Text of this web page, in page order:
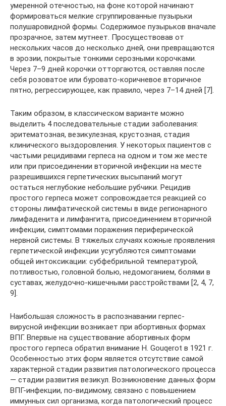
умеренной отечностью, на фоне которой начинают
формироваться мелкие сгруппированные пузырьки
полушаровидной формы. Содержимое пузырьков вначале
прозрачное, затем мутнеет. Просуществовав от
нескольких часов до несколько дней, они превращаются
в эрозии, покрытые тонкими серозными корочками.
Через 7–9 дней корочки отторгаются, оставляя после
себя розоватое или буровато-коричневое вторичное
пятно, регрессирующее, как правило, через 7–14 дней [7].
Таким образом, в классическом варианте можно
выделить 4 последовательные стадии заболевания:
эритематозная, везикулезная, крустозная, стадия
клинического выздоровления. У некоторых пациентов с
частыми рецидивами герпеса на одном и том же месте
или при присоединении вторичной инфекции на месте
разрешившихся герпетических высыпаний могут
остаться неглубокие небольшие рубчики. Рецидив
простого герпеса может сопровождается реакцией со
стороны лимфатической системы в виде регионарного
лимфаденита и лимфангита, присоединением вторичной
инфекции, симптомами поражения периферической
нервной системы. В тяжелых случаях кожные проявления
герпетической инфекции усугубляются симптомами
общей интоксикации: субфебрильной температурой,
потливостью, головной болью, недомоганием, болями в
суставах, желудочно-кишечными расстройствами [2, 4, 7,
9].
Наибольшая сложность в распознавании герпес-
вирусной инфекции возникает при абортивных формах
ВПГ. Впервые на существование абортивных форм
простого герпеса обратил внимание H. Gouqerot в 1921 г.
Особенностью этих форм является отсутствие самой
характерной стадии развития патологического процесса
— стадии развития везикул. Возникновение данных форм
ВПГ-инфекции, по-видимому, связано с повышением
иммунных сил организма, когда патологический процесс